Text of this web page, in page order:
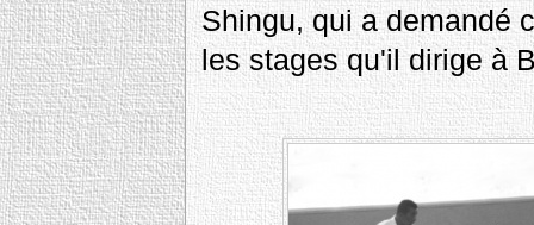
Shingu, qui a demandé
les stages qu'il dirige à